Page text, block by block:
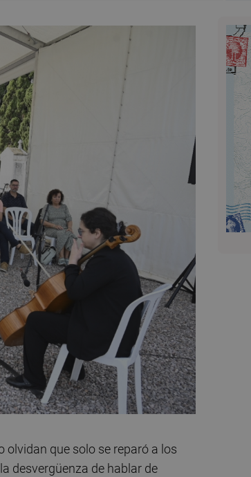
olvidan que solo se reparó a los
desvergüenza de hablar de